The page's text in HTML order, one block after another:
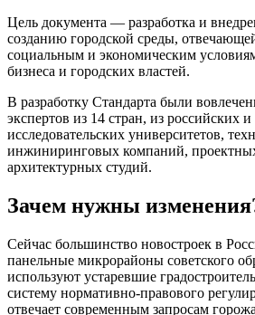
Цель документа — разработка и
созданию городской среды,
социальным и экономическим
бизнеса и городских властей.
В разработку Стандарта были
экспертов из 14 стран, из российских
исследовательских университетов,
инжиниринговых компаний,
архитектурных студий.
Зачем нужны
Сейчас большинство новостроек в
панельные микрорайоны советского
используют устаревшие
систему нормативно-правового
отвечает современным запросам